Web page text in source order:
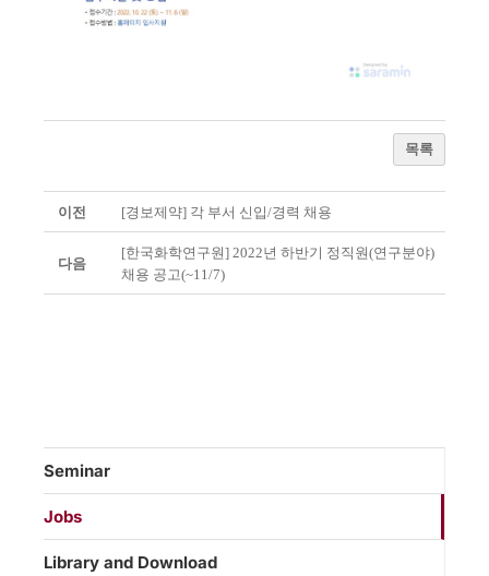
목록
이전 [경보제약] 각 부서 신입/경력 채용
다음
[한국화학연구원] 2022년 하반기 정직원(연구분야)
채용 공고(~11/7)
Seminar
Jobs
Library and Download